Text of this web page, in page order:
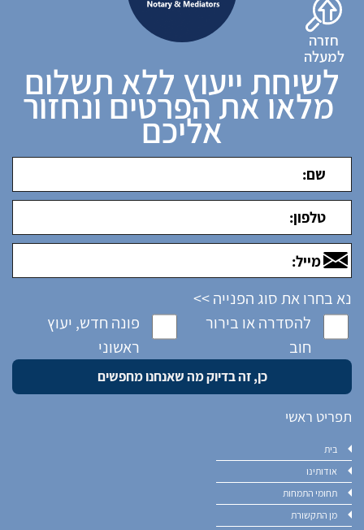
חזרה
למעלה
לשיחת ייעוץ ללא תשלום
מלאו את הפרטים ונחזור
אליכם
נא בחרו את סוג הפנייה >>
להסדרה או בירור
חוב
פונה חדש, יעוץ
ראשוני
תפריט ראשי
בית
אודותינו
תחומי התמחות
מן התקשורת